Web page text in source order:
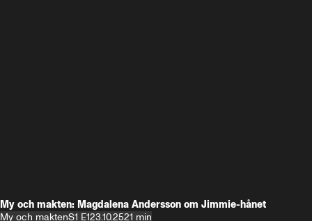
My och makten: Magdalena Andersson om Jimmie-hånet
My och maktenS1 E123.10.2521 min